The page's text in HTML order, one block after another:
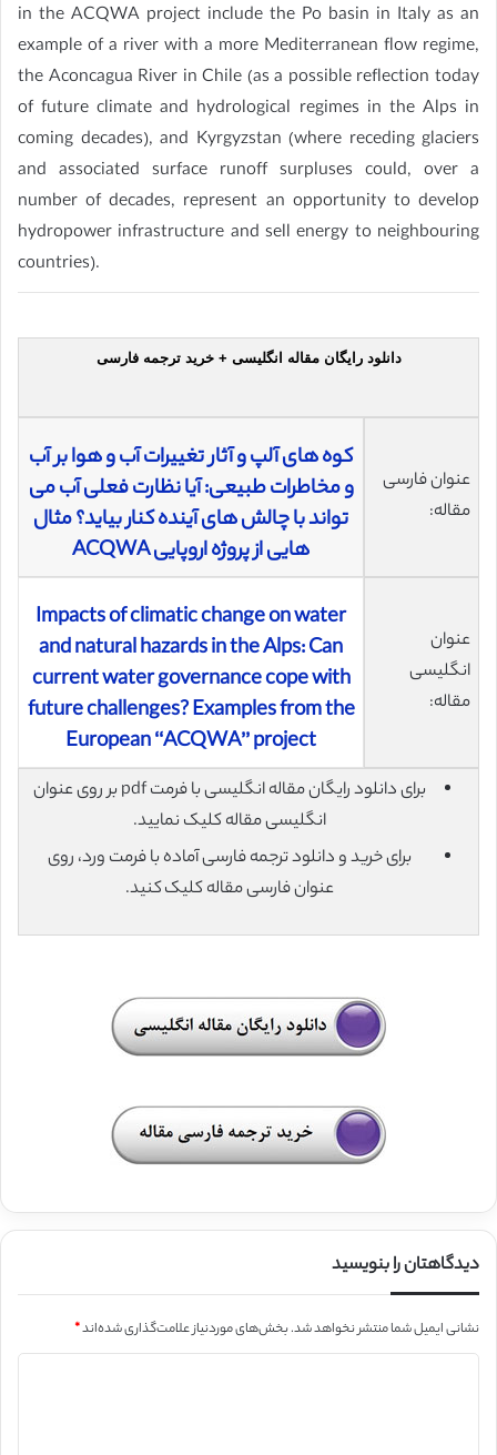
in the ACQWA project include the Po basin in Italy as an
example of a river with a more Mediterranean flow regime,
the Aconcagua River in Chile (as a possible reflection today
of future climate and hydrological regimes in the Alps in
coming decades), and Kyrgyzstan (where receding glaciers
and associated surface runoff surpluses could, over a
number of decades, represent an opportunity to develop
hydropower infrastructure and sell energy to neighbouring
countries).
دانلود رایگان مقاله انگلیسی + خرید ترجمه فارسی
عنوان فارسی
مقاله:
کوه های آلپ و آثار تغییرات آب و هوا بر آب
و مخاطرات طبیعی: آیا نظارت فعلی آب می
تواند با چالش های آینده کنار بیاید؟ مثال
هایی از پروژه اروپایی ACQWA
عنوان
انگلیسی
مقاله:
Impacts of climatic change on water
and natural hazards in the Alps: Can
current water governance cope with
future challenges? Examples from the
European ‘‘ACQWA’’ project
برای دانلود رایگان مقاله انگلیسی با فرمت pdf بر روی عنوان
انگلیسی مقاله کلیک نمایید.
برای خرید و دانلود ترجمه فارسی آماده با فرمت ورد، روی
عنوان فارسی مقاله کلیک کنید.
دیدگاهتان را بنویسید
نشانی ایمیل شما منتشر نخواهد شد.بخش‌های موردنیاز علامت‌گذاری شده‌اند*